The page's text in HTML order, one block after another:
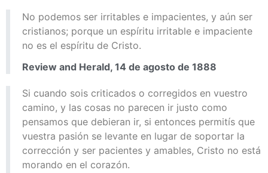
No podemos ser irritables e impacientes, y aún ser
cristianos; porque un espíritu irritable e impaciente
no es el espíritu de Cristo.
Review and Herald, 14 de agosto de 1888
Si cuando sois criticados o corregidos en vuestro
camino, y las cosas no parecen ir justo como
pensamos que debieran ir, si entonces permitís que
vuestra pasión se levante en lugar de soportar la
corrección y ser pacientes y amables, Cristo no está
morando en el corazón.